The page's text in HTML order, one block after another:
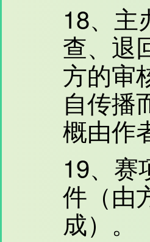
18、主
查、退
方的审
自传播
概由作
19、赛
件（由
成）。